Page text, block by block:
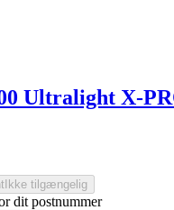
Ultralight X-
Ikke tilgængelig
dit postnummer